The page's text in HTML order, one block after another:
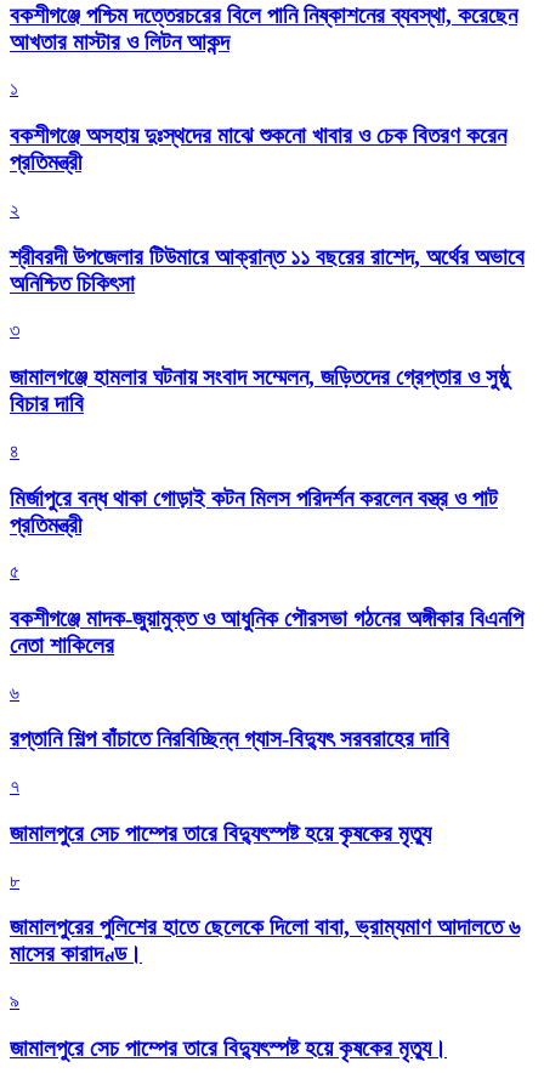
বকশীগঞ্জে পশ্চিম দত্তেরচরের বিলে পানি নিষ্কাশনের ব্যবস্থা, করেছেন
আখতার মাস্টার ও লিটন আকন্দ
১
বকশীগঞ্জে অসহায় দুঃস্থদের মাঝে শুকনো খাবার ও চেক বিতরণ করেন
প্রতিমন্ত্রী
২
শ্রীবরদী উপজেলার টিউমারে আক্রান্ত ১১ বছরের রাশেদ, অর্থের অভাবে
অনিশ্চিত চিকিৎসা
৩
জামালগঞ্জে হামলার ঘটনায় সংবাদ সম্মেলন, জড়িতদের গ্রেপ্তার ও সুষ্ঠু
বিচার দাবি
৪
মির্জাপুরে বন্ধ থাকা গোড়াই কটন মিলস পরিদর্শন করলেন বস্ত্র ও পাট
প্রতিমন্ত্রী
৫
বকশীগঞ্জে মাদক-জুয়ামুক্ত ও আধুনিক পৌরসভা গঠনের অঙ্গীকার বিএনপি
নেতা শাকিলের
৬
রপ্তানি শিল্প বাঁচাতে নিরবিচ্ছিন্ন গ্যাস-বিদ্যুৎ সরবরাহের দাবি
৭
জামালপুরে সেচ পাম্পের তারে বিদ্যুৎস্পষ্ট হয়ে কৃষকের মৃত্যু
৮
জামালপুরের পুলিশের হাতে ছেলেকে দিলো বাবা, ভ্রাম্যমাণ আদালতে ৬
মাসের কারাদণ্ড।
৯
জামালপুরে সেচ পাম্পের তারে বিদ্যুৎস্পষ্ট হয়ে কৃষকের মৃত্যু।